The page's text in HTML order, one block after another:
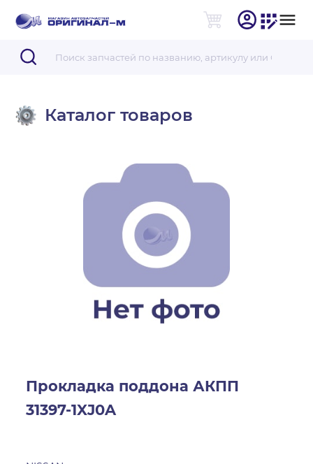
Каталог товаров
Прокладка поддона АКПП
31397-1XJ0A